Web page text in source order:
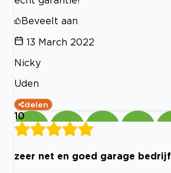
Beveelt aan
13 March 2022
Nicky
Uden
delen
10
zeer net en goed garage bedrijf